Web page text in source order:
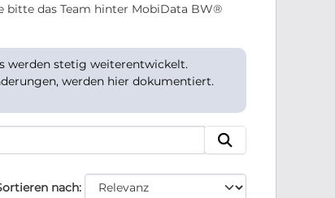
bitte das Team hinter MobiData BW®
werden stetig weiterentwickelt.
werden hier dokumentiert.
nach